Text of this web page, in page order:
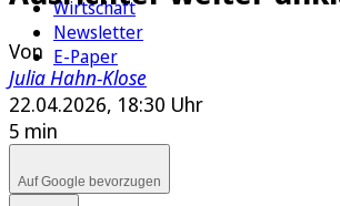
Wirtschaft
Newsletter
E-Paper
Von
Julia Hahn-Klose
22.04.2026, 18:30 Uhr
5 min
Auf Google bevorzugen